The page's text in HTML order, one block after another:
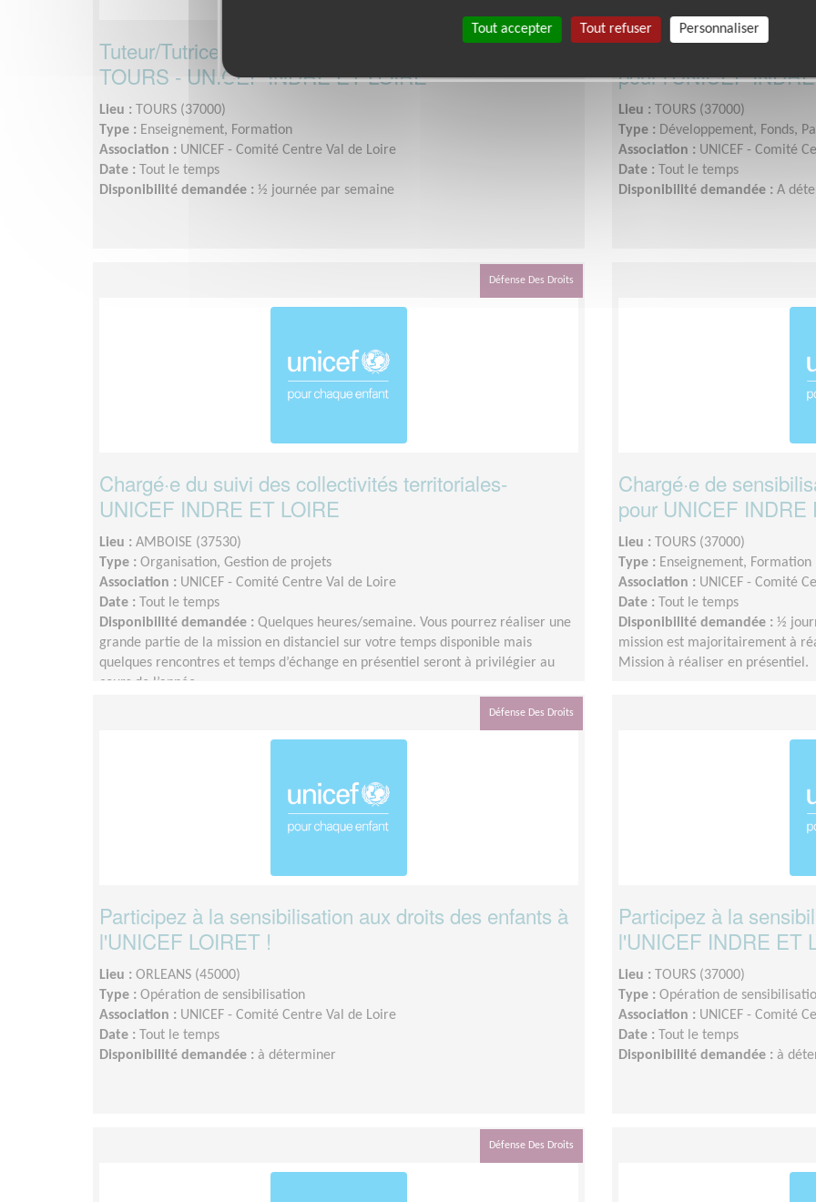
Tuteur/Tutrice de volontaires en service civique -
TOURS - UNICEF INDRE ET LOIRE
Lieu : TOURS (37000)
Type : Enseignement, Formation
Association : UNICEF - Comité Centre Val de Loire
Date : Tout le temps
Disponibilité demandée : ½ journée par semaine
Chargé·e de la
pour l'UNICEF
Lieu : TOURS (37000)
Type : Développement, Fonds,
Association : UNICEF - Comité
Date : Tout le temps
Disponibilité demandée : A
Défense Des Droits
Chargé·e du suivi des collectivités territoriales-
UNICEF INDRE ET LOIRE
Lieu : AMBOISE (37530)
Type : Organisation, Gestion de projets
Association : UNICEF - Comité Centre Val de Loire
Date : Tout le temps
Disponibilité demandée : Quelques heures/semaine. Vous pourrez réaliser une
grande partie de la mission en distanciel sur votre temps disponible mais
quelques rencontres et temps d’échange en présentiel seront à privilégier au
cours de l’année.
Chargé·e de
pour UNICEF INDRE
Lieu : TOURS (37000)
Type : Enseignement, Formation
Association : UNICEF - Comité
Date : Tout le temps
Disponibilité demandée : ½
mission est majoritairement à
Mission à réaliser en présentiel.
Défense Des Droits
Participez à la sensibilisation aux droits des enfants à
l'UNICEF LOIRET !
Lieu : ORLEANS (45000)
Type : Opération de sensibilisation
Association : UNICEF - Comité Centre Val de Loire
Date : Tout le temps
Disponibilité demandée : à déterminer
Participez à la
l'UNICEF INDRE ET
Lieu : TOURS (37000)
Type : Opération de
Association : UNICEF - Comité
Date : Tout le temps
Disponibilité demandée : à
Défense Des Droits
Tout accepter Tout refuser Personnaliser